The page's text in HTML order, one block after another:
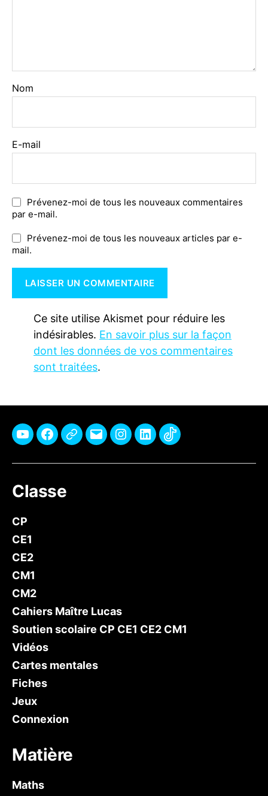
Nom
E-mail
Prévenez-moi de tous les nouveaux commentaires
par e-mail.
Prévenez-moi de tous les nouveaux articles par e-
mail.
Ce site utilise Akismet pour réduire les
indésirables. En savoir plus sur la façon
dont les données de vos commentaires
sont traitées.
YoutubeFacebook
Pinterest
E-
Instagram
LinkedinTikTok
Classe
CP
CE1
CE2
CM1
CM2
Cahiers Maître Lucas
Soutien scolaire CP CE1 CE2 CM1
Vidéos
Cartes mentales
Fiches
Jeux
Connexion
Matière
Maths